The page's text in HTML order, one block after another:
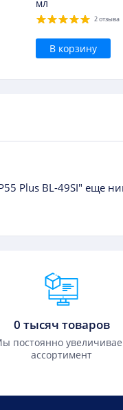
мл
2 отзыва
В корзину
Plus BL-49SI" еще
0 тысяч товаров
постоянно
ассортимент